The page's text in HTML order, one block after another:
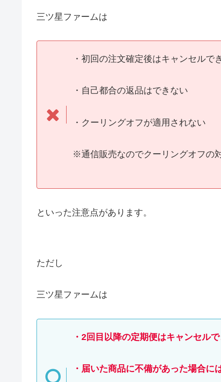
三ツ星ファームは
・初回の注文確定後はキャンセルで
・自己都合の返品はできない
・クーリングオフが適用されない
※通信販売なのでクーリングオフの
といった注意点があります。
ただし
三ツ星ファームは
・2回目以降の定期便はキャンセル
・届いた商品に不備があった場合